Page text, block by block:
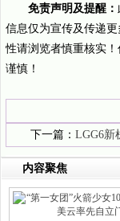
免责声明及提醒：
信息仅为宣传及传递
性请浏览者慎重核实
谨慎！
下一篇：LGG6新
内容聚焦